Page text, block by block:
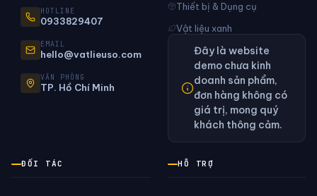
HOTLINE
0933829407
EMAIL
hello@vatlieuso.com
VĂN PHÒNG
TP. Hồ Chí Minh
Thiết bị & Dụng cụ
Vật liệu xanh
ĐỐI TÁC HỖ TRỢ
Đây là website
demo chưa kinh
doanh sản phẩm,
đơn hàng không có
giá trị, mong quý
khách thông cảm.